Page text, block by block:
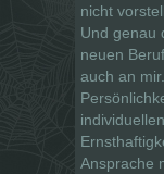
nicht
Und genau
neuen
auch an
Ansprache